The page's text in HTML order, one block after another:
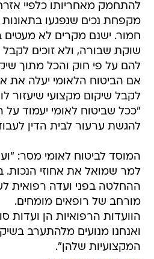
להתחמק מאחריותו כלפיי
מקפחת נכים שנפגעו
חמור. ישנם מקרים לא מעטים
שוקת שבורה, ולא זוכים לקבל
להם על פי חוק והכל מתוך
אם הביטוח הלאומי יעלה את
לקבל שיקום מקצועי שיעזור
"ככל שביטוח לאומי יעמוד על
להגשת ערעור לבית הדין
המוסד לביטוח לאומי מסר:
למר שמואל את אחוזי
ההחלטה בפני ועדה רפואית
מורחב של רופאים מומחים.
הוועדות הרפואיות הן ועדות
ואנחנו מנועים מלהתערב
המקצועיות שלהן".